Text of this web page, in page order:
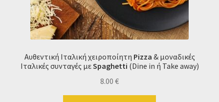
Αυθεντική Ιταλική χειροποίητη Pizza & μοναδικές
Ιταλικές συνταγές μεSpaghetti (Dine in ή Take away)
8.00 €